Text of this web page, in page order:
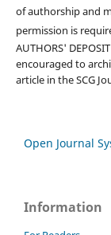
of authorship and
permission is
AUTHORS'
encouraged to
article in the SCG
Open Journal
Information